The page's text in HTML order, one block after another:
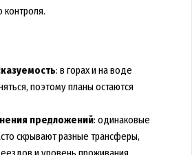
контроля.
: в горах и на воде
поэтому планы остаются
предложений: одинаковые
скрывают разные трансферы,